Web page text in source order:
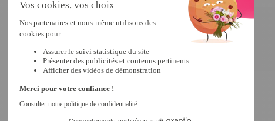
Excellente journée.
Céline.